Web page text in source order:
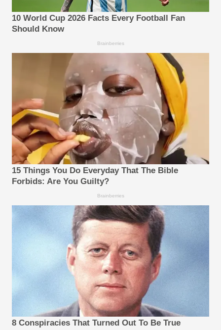
10 World Cup 2026 Facts Every Football Fan
Should Know
Brainberries
15 Things You Do Everyday That The Bible
Forbids: Are You Guilty?
Brainberries
8 Conspiracies That Turned Out To Be True